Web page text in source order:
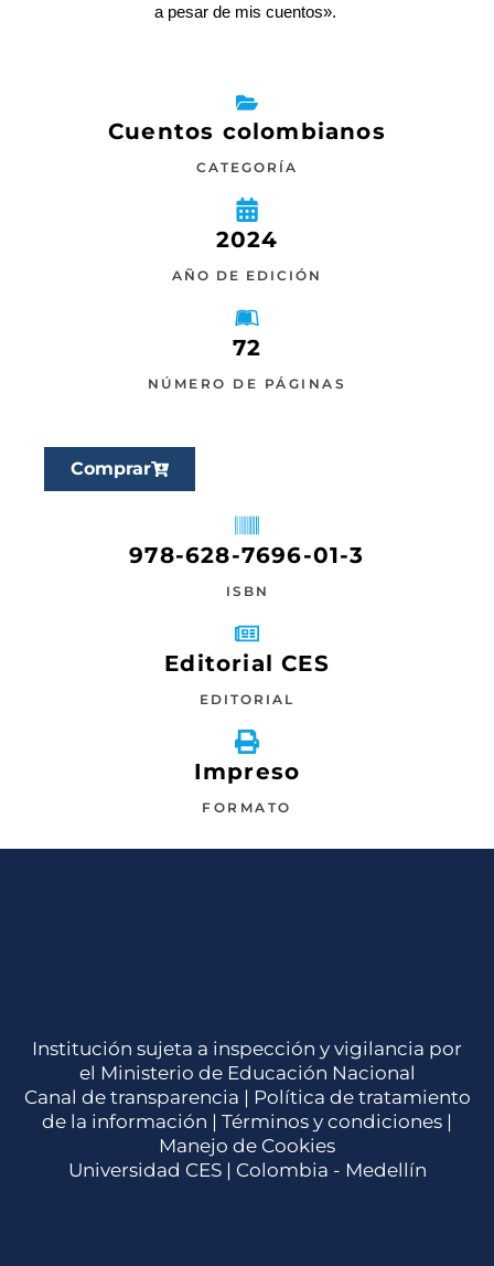
a pesar de mis cuentos».
Cuentos colombianos
CATEGORÍA
2024
AÑO DE EDICIÓN
72
NÚMERO DE PÁGINAS
Comprar
978-628-7696-01-3
ISBN
Editorial CES
EDITORIAL
Impreso
FORMATO
Institución sujeta a inspección y vigilancia por
el Ministerio de Educación Nacional
Canal de transparencia | Política de tratamiento
de la información | Términos y condiciones |
Manejo de Cookies
Universidad CES | Colombia - Medellín